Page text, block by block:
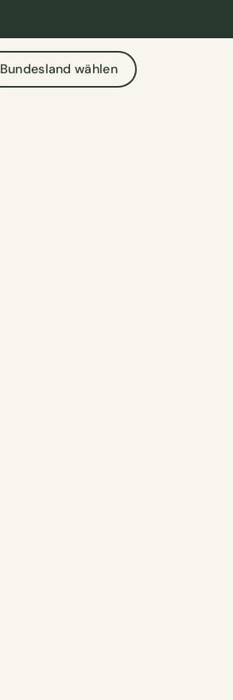
Bundesland wählen